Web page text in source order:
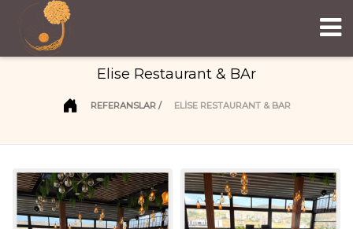
Elise Restaurant & BAr
REFERANSLAR ELISE RESTAURANT & BAR